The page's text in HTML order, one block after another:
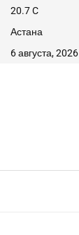
20.7C
Астана
6 августа, 2026